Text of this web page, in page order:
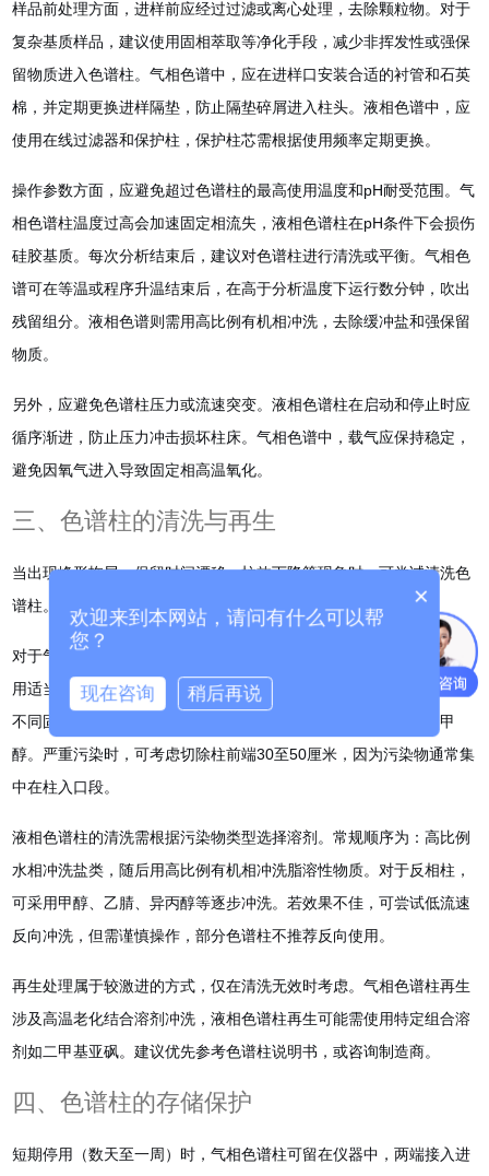
样品前处理方面，进样前应经过过滤或离心处理，去除颗粒物。对于
复杂基质样品，建议使用固相萃取等净化手段，减少非挥发性或强保
留物质进入色谱柱。气相色谱中，应在进样口安装合适的衬管和石英
棉，并定期更换进样隔垫，防止隔垫碎屑进入柱头。液相色谱中，应
使用在线过滤器和保护柱，保护柱芯需根据使用频率定期更换。
操作参数方面，应避免超过色谱柱的最高使用温度和pH耐受范围。气
相色谱柱温度过高会加速固定相流失，液相色谱柱在pH条件下会损伤
硅胶基质。每次分析结束后，建议对色谱柱进行清洗或平衡。气相色
谱可在等温或程序升温结束后，在高于分析温度下运行数分钟，吹出
残留组分。液相色谱则需用高比例有机相冲洗，去除缓冲盐和强保留
物质。
另外，应避免色谱柱压力或流速突变。液相色谱柱在启动和停止时应
循序渐进，防止压力冲击损坏柱床。气相色谱中，载气应保持稳定，
避免因氧气进入导致固定相高温氧化。
三、色谱柱的清洗与再生
当出现峰形拖尾、保留时间漂移、柱效下降等现象时，可尝试清洗色
谱柱。
对于气相色谱柱，轻微污染可通过溶剂冲洗方式处理。取下色谱柱，
用适当的有机溶剂如甲醇、二氯甲烷或正己烷，在一定压力下冲洗。
不同固定相适用的溶剂不同，非极性柱可用正己烷，极性柱可用甲
醇。严重污染时，可考虑切除柱前端30至50厘米，因为污染物通常集
中在柱入口段。
液相色谱柱的清洗需根据污染物类型选择溶剂。常规顺序为：高比例
水相冲洗盐类，随后用高比例有机相冲洗脂溶性物质。对于反相柱，
可采用甲醇、乙腈、异丙醇等逐步冲洗。若效果不佳，可尝试低流速
反向冲洗，但需谨慎操作，部分色谱柱不推荐反向使用。
再生处理属于较激进的方式，仅在清洗无效时考虑。气相色谱柱再生
涉及高温老化结合溶剂冲洗，液相色谱柱再生可能需使用特定组合溶
剂如二甲基亚砜。建议优先参考色谱柱说明书，或咨询制造商。
四、色谱柱的存储保护
短期停用（数天至一周）时，气相色谱柱可留在仪器中，两端接入进
×
欢迎来到本网站，请问有什么可以帮
您？
现在咨询 稍后再说